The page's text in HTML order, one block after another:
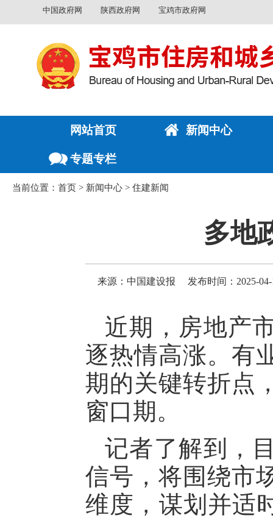
中国政府网 陕西政府网 宝鸡市政府网
网站首页 新闻中心
专题专栏
当前位置： 首页 > 新闻中心 > 住建新闻
多地
来源：中国建设报 发布时间：2025-04-
近期，房地产
逐热情高涨。有
期的关键转折点
窗口期。
记者了解到，
信号，将围绕市
维度，谋划并适